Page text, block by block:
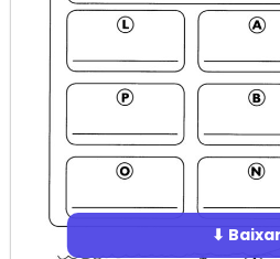
⬇ Baixar